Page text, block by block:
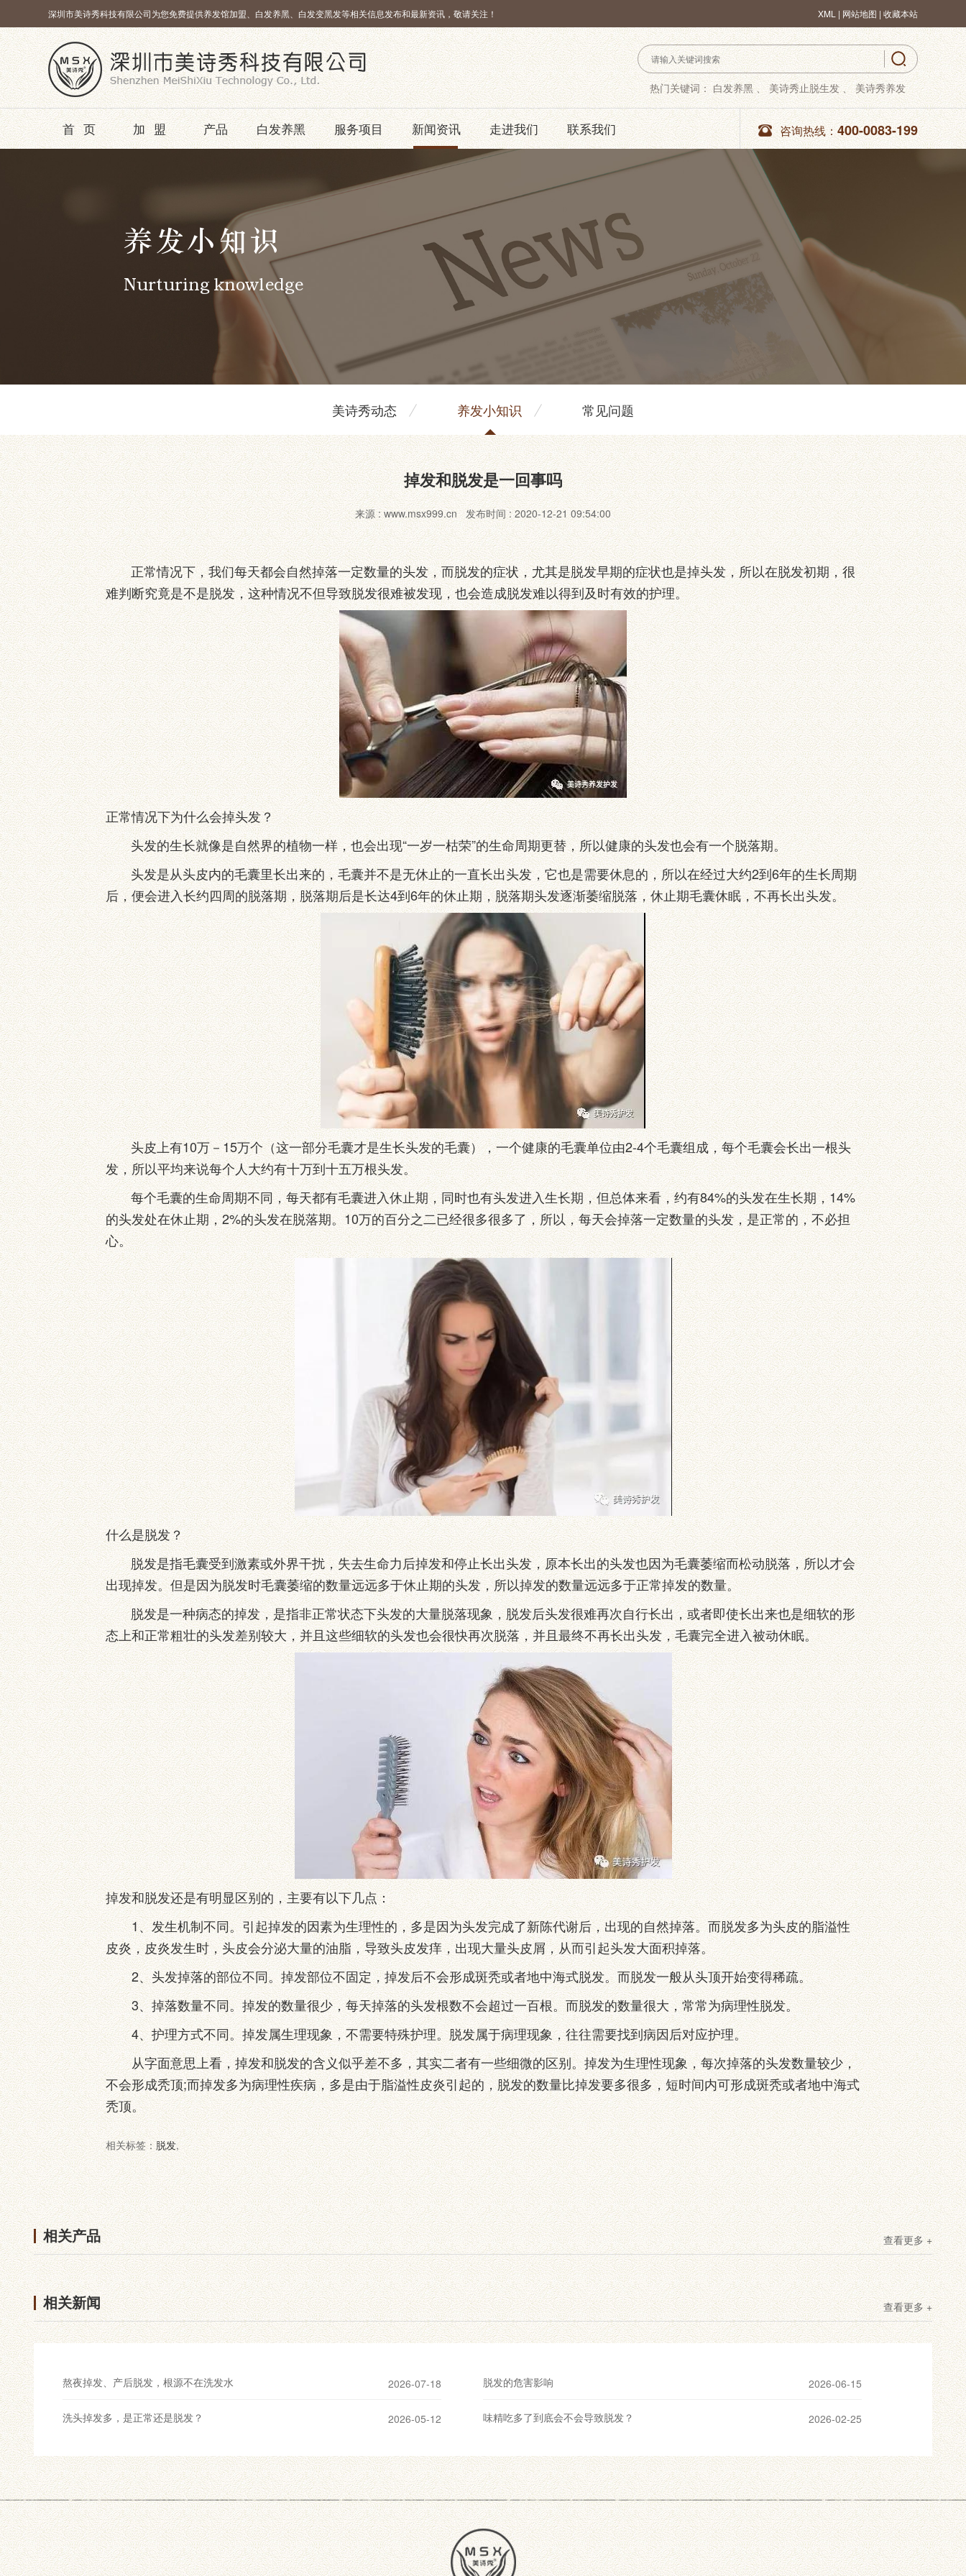
深圳市美诗秀科技有限公司为您免费提供养发馆加盟、白发养黑、白发变黑发等相关信息发布和最新资讯，敬请关注！ XML | 网站地图 | 收藏本站
热门关键词： 白发养黑 、 美诗秀止脱生发 、 美诗秀养发
首页 加盟 产品 白发养黑 服务项目 新闻资讯 走进我们 联系我们 咨询热线：400-0083-199
养发小知识
Nurturing knowledge
美诗秀动态 养发小知识 常见问题
掉发和脱发是一回事吗
来源 : www.msx999.cn 发布时间 : 2020-12-21 09:54:00
正常情况下，我们每天都会自然掉落一定数量的头发，而脱发的症状，尤其是脱发早期的症状也是掉头发，所以在脱发初期，很
难判断究竟是不是脱发，这种情况不但导致脱发很难被发现，也会造成脱发难以得到及时有效的护理。
正常情况下为什么会掉头发？
头发的生长就像是自然界的植物一样，也会出现“一岁一枯荣”的生命周期更替，所以健康的头发也会有一个脱落期。
头发是从头皮内的毛囊里长出来的，毛囊并不是无休止的一直长出头发，它也是需要休息的，所以在经过大约2到6年的生长周期
后，便会进入长约四周的脱落期，脱落期后是长达4到6年的休止期，脱落期头发逐渐萎缩脱落，休止期毛囊休眠，不再长出头发。
头皮上有10万－15万个（这一部分毛囊才是生长头发的毛囊），一个健康的毛囊单位由2-4个毛囊组成，每个毛囊会长出一根头
发，所以平均来说每个人大约有十万到十五万根头发。
每个毛囊的生命周期不同，每天都有毛囊进入休止期，同时也有头发进入生长期，但总体来看，约有84%的头发在生长期，14%
的头发处在休止期，2%的头发在脱落期。10万的百分之二已经很多很多了，所以，每天会掉落一定数量的头发，是正常的，不必担
心。
什么是脱发？
脱发是指毛囊受到激素或外界干扰，失去生命力后掉发和停止长出头发，原本长出的头发也因为毛囊萎缩而松动脱落，所以才会
出现掉发。但是因为脱发时毛囊萎缩的数量远远多于休止期的头发，所以掉发的数量远远多于正常掉发的数量。
脱发是一种病态的掉发，是指非正常状态下头发的大量脱落现象，脱发后头发很难再次自行长出，或者即使长出来也是细软的形
态上和正常粗壮的头发差别较大，并且这些细软的头发也会很快再次脱落，并且最终不再长出头发，毛囊完全进入被动休眠。
掉发和脱发还是有明显区别的，主要有以下几点：
1、发生机制不同。引起掉发的因素为生理性的，多是因为头发完成了新陈代谢后，出现的自然掉落。而脱发多为头皮的脂溢性
皮炎，皮炎发生时，头皮会分泌大量的油脂，导致头皮发痒，出现大量头皮屑，从而引起头发大面积掉落。
2、头发掉落的部位不同。掉发部位不固定，掉发后不会形成斑秃或者地中海式脱发。而脱发一般从头顶开始变得稀疏。
3、掉落数量不同。掉发的数量很少，每天掉落的头发根数不会超过一百根。而脱发的数量很大，常常为病理性脱发。
4、护理方式不同。掉发属生理现象，不需要特殊护理。脱发属于病理现象，往往需要找到病因后对应护理。
从字面意思上看，掉发和脱发的含义似乎差不多，其实二者有一些细微的区别。掉发为生理性现象，每次掉落的头发数量较少，
不会形成秃顶;而掉发多为病理性疾病，多是由于脂溢性皮炎引起的，脱发的数量比掉发要多很多，短时间内可形成斑秃或者地中海式
秃顶。
相关标签：脱发,
相关产品 查看更多 +
相关新闻 查看更多 +
熬夜掉发、产后脱发，根源不在洗发水 2026-07-18 脱发的危害影响 2026-06-15
洗头掉发多，是正常还是脱发？ 2026-05-12 味精吃多了到底会不会导致脱发？ 2026-02-25